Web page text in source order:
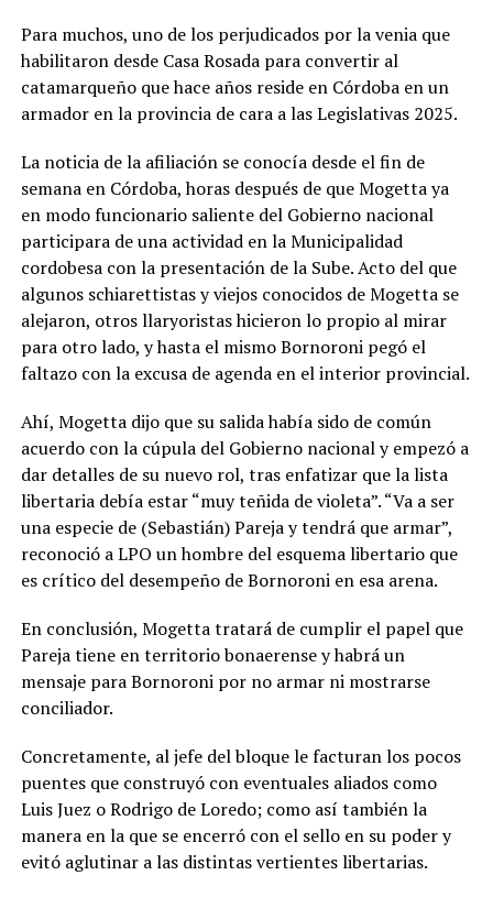
Para muchos, uno de los perjudicados por la venia que
habilitaron desde Casa Rosada para convertir al
catamarqueño que hace años reside en Córdoba en un
armador en la provincia de cara a las Legislativas 2025.
La noticia de la afiliación se conocía desde el fin de
semana en Córdoba, horas después de que Mogetta ya
en modo funcionario saliente del Gobierno nacional
participara de una actividad en la Municipalidad
cordobesa con la presentación de la Sube. Acto del que
algunos schiarettistas y viejos conocidos de Mogetta se
alejaron, otros llaryoristas hicieron lo propio al mirar
para otro lado, y hasta el mismo Bornoroni pegó el
faltazo con la excusa de agenda en el interior provincial.
Ahí, Mogetta dijo que su salida había sido de común
acuerdo con la cúpula del Gobierno nacional y empezó a
dar detalles de su nuevo rol, tras enfatizar que la lista
libertaria debía estar “muy teñida de violeta”. “Va a ser
una especie de (Sebastián) Pareja y tendrá que armar”,
reconoció a LPO un hombre del esquema libertario que
es crítico del desempeño de Bornoroni en esa arena.
En conclusión, Mogetta tratará de cumplir el papel que
Pareja tiene en territorio bonaerense y habrá un
mensaje para Bornoroni por no armar ni mostrarse
conciliador.
Concretamente, al jefe del bloque le facturan los pocos
puentes que construyó con eventuales aliados como
Luis Juez o Rodrigo de Loredo; como así también la
manera en la que se encerró con el sello en su poder y
evitó aglutinar a las distintas vertientes libertarias.